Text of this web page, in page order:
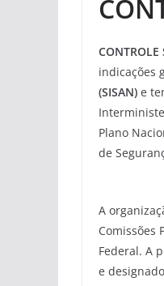
indicações
(SISAN) e
Plano
de
A
Comissões
Federal. A
e